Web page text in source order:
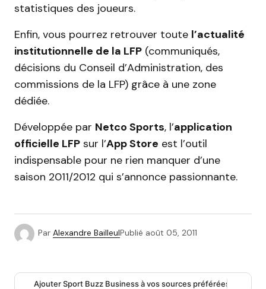
statistiques des joueurs.
Enfin, vous pourrez retrouver toute l’actualité
institutionnelle de la LFP (communiqués,
décisions du Conseil d’Administration, des
commissions de la LFP) grâce à une zone
dédiée.
Développée par Netco Sports, l’application
officielle LFP sur l’App Store est l’outil
indispensable pour ne rien manquer d’une
saison 2011/2012 qui s’annonce passionnante.
Par Alexandre BailleulPublié août 05, 2011
Ajouter Sport Buzz Business à vos sources préférées